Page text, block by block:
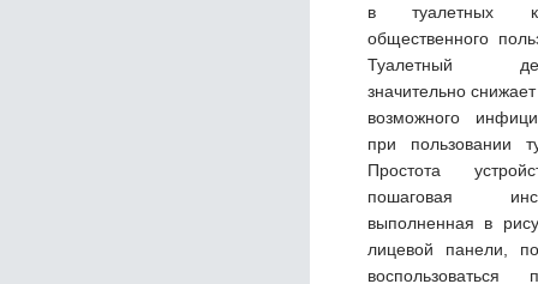
в туалетных
общественного
Туалетный
значительно
возможного
при пользовании
Простота
пошаговая
выполненная в
лицевой панели,
воспользоваться